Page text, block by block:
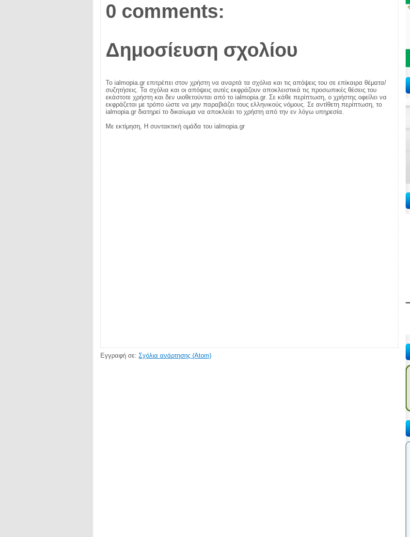
0 comments:
Δημοσίευση σχολίου
Το ialmopia.gr επιτρέπει στον χρήστη να αναρτά τα σχόλια και τις απόψεις του σε επίκαιρα θέματα/
συζητήσεις. Τα σχόλια και οι απόψεις αυτές εκφράζουν αποκλειστικά τις προσωπικές θέσεις του
εκάστοτε χρήστη και δεν υιοθετούνται από το ialmopia.gr. Σε κάθε περίπτωση, ο χρήστης οφείλει να
εκφράζεται με τρόπο ώστε να μην παραβιάζει τους ελληνικούς νόμους. Σε αντίθετη περίπτωση, το
ialmopia.gr διατηρεί το δικαίωμα να αποκλείει το χρήστη από την εν λόγω υπηρεσία.
Με εκτίμηση, Η συντακτική ομάδα του ialmopia.gr
Εγγραφή σε: Σχόλια ανάρτησης (Atom)